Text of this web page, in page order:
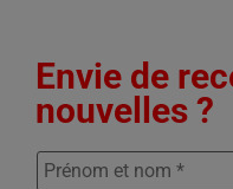
Envie de
nouvelles ?